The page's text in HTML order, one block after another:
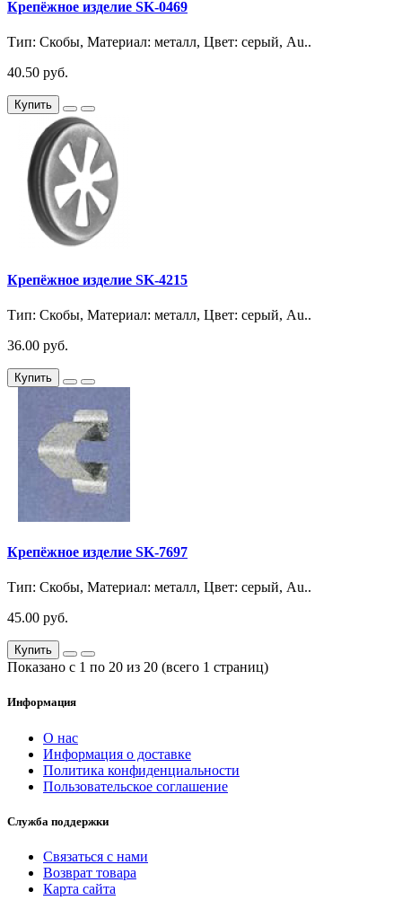
Крепёжное изделие SK-0469
Тип: Скобы, Материал: металл, Цвет: серый, Au..
40.50 руб.
Купить
Крепёжное изделие SK-4215
Тип: Скобы, Материал: металл, Цвет: серый, Au..
36.00 руб.
Купить
Крепёжное изделие SK-7697
Тип: Скобы, Материал: металл, Цвет: серый, Au..
45.00 руб.
Купить
Показано с 1 по 20 из 20 (всего 1 страниц)
Информация
О нас
Информация о доставке
Политика конфиденциальности
Пользовательское соглашение
Служба поддержки
Связаться с нами
Возврат товара
Карта сайта